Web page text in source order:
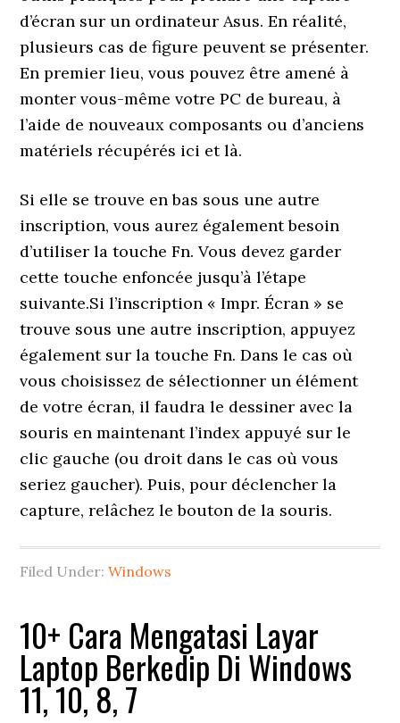
d’écran sur un ordinateur Asus. En réalité,
plusieurs cas de figure peuvent se présenter.
En premier lieu, vous pouvez être amené à
monter vous-même votre PC de bureau, à
l’aide de nouveaux composants ou d’anciens
matériels récupérés ici et là.
Si elle se trouve en bas sous une autre
inscription, vous aurez également besoin
d’utiliser la touche Fn. Vous devez garder
cette touche enfoncée jusqu’à l’étape
suivante.Si l’inscription « Impr. Écran » se
trouve sous une autre inscription, appuyez
également sur la touche Fn. Dans le cas où
vous choisissez de sélectionner un élément
de votre écran, il faudra le dessiner avec la
souris en maintenant l’index appuyé sur le
clic gauche (ou droit dans le cas où vous
seriez gaucher). Puis, pour déclencher la
capture, relâchez le bouton de la souris.
Filed Under:Windows
10+ Cara Mengatasi Layar
Laptop Berkedip Di Windows
11, 10, 8, 7